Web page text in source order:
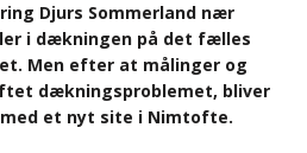
Djurs Sommerland nær
i dækningen på det fælles
Men efter at målinger og
dækningsproblemet, bliver
et nyt site i Nimtofte.